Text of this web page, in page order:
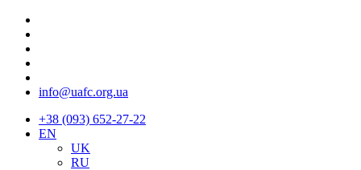
info@uafc.org.ua
+38 (093) 652-27-22
EN
UK
RU